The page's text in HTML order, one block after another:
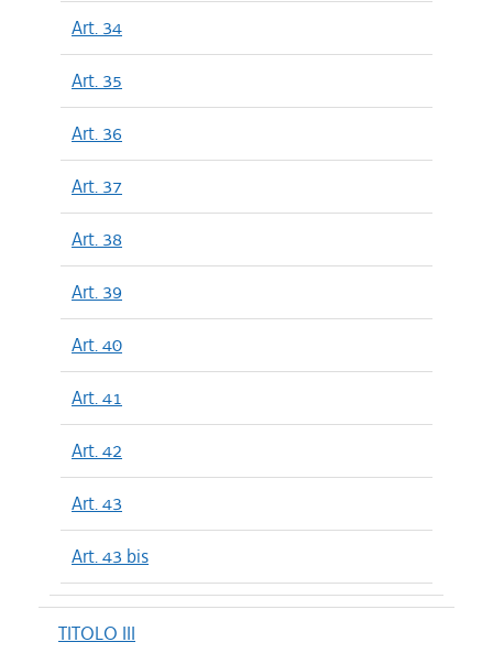
Art. 34
Art. 35
Art. 36
Art. 37
Art. 38
Art. 39
Art. 40
Art. 41
Art. 42
Art. 43
Art. 43 bis
TITOLO III